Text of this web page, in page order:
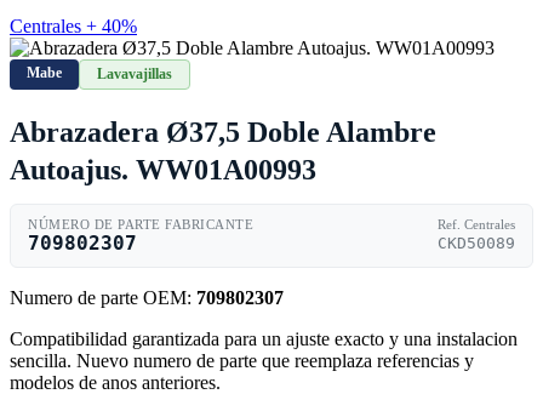
Centrales + 40%
Mabe Lavavajillas
Abrazadera Ø37,5 Doble Alambre
Autoajus. WW01A00993
NÚMERO DE PARTE FABRICANTE
709802307
Ref. Centrales
CKD50089
Numero de parte OEM: 709802307
Compatibilidad garantizada para un ajuste exacto y una instalacion
sencilla. Nuevo numero de parte que reemplaza referencias y
modelos de anos anteriores.